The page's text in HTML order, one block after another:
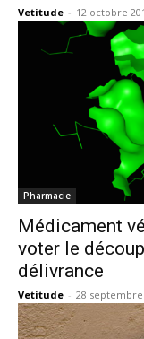
Vetitude - 12 octobre
Pharmacie
Médicament
voter le
délivrance
Vetitude - 28 septembre